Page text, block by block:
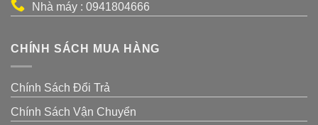
Nhà máy : 0941804666
CHÍNH SÁCH MUA HÀNG
Chính Sách Đổi Trả
Chính Sách Vận Chuyển